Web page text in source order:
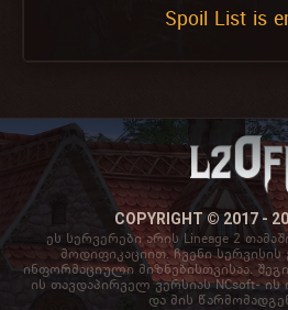
Spoil List is
COPYRIGHT © 2017 -
ეს სერვერები არის Lineage 2
მოდიფიკაციით. ჩვენი
ინფორმაციული მიზნებისთვისაა.
ის თავდაპირველ ვერსიას NCsoft-
და მის